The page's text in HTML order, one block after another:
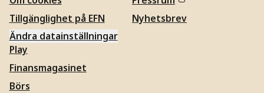
Tillgänglighet på EFN
Ändra datainställningar
Nyhetsbrev
Play
Finansmagasinet
Börs